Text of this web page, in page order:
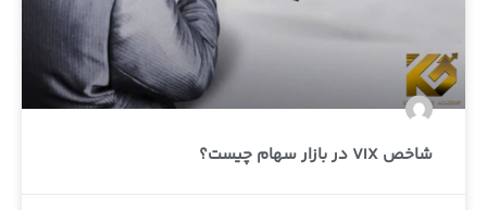
شاخص VIX در بازار سهام چیست؟